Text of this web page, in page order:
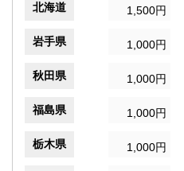
北海道 1,500円
岩手県 1,000円
秋田県 1,000円
福島県 1,000円
栃木県 1,000円